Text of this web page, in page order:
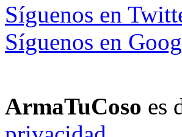
Síguenos en
Síguenos en
ArmaTuCoso es